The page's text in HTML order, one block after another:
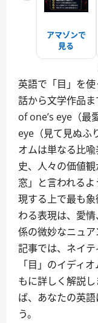
アマゾンで
見る
英語で「目」を
話から文学作品
of one’s eye（
eye（見て見ぬふ
オムは単なる比
史、人々の価値
窓」と言われる
現する上で最も
わる表現は、愛
係の微妙なニュ
記事では、ネイ
「目」のイディ
もに詳しく解説
ば、あなたの英
う。